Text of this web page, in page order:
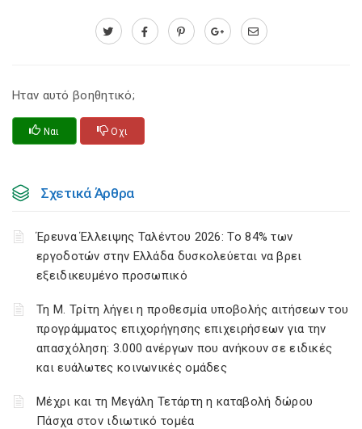
Ηταν αυτό βοηθητικό;
Ναι Οχι
Σχετικά Άρθρα
Έρευνα Έλλειψης Ταλέντου 2026: Το 84% των
εργοδοτών στην Ελλάδα δυσκολεύεται να βρει
εξειδικευμένο προσωπικό
Τη Μ. Τρίτη λήγει η προθεσμία υποβολής αιτήσεων του
προγράμματος επιχορήγησης επιχειρήσεων για την
απασχόληση: 3.000 ανέργων που ανήκουν σε ειδικές
και ευάλωτες κοινωνικές ομάδες
Μέχρι και τη Μεγάλη Τετάρτη η καταβολή δώρου
Πάσχα στον ιδιωτικό τομέα